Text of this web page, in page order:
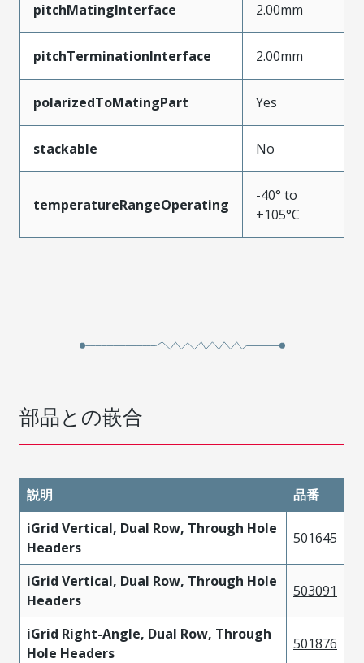
pitchMatingInterface 2.00mm
pitchTerminationInterface 2.00mm
polarizedToMatingPart Yes
stackable No
temperatureRangeOperating
-40° to
+105°C
部品との嵌合
説明
品番
iGrid Vertical, Dual Row, Through Hole
Headers
501645
iGrid Vertical, Dual Row, Through Hole
Headers
503091
iGrid Right-Angle, Dual Row, Through
Hole Headers
501876